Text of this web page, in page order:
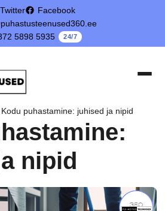
5898 5935
24/7
Twitter Facebook
Kodu puhastamine: juhised ja nipid
nipid